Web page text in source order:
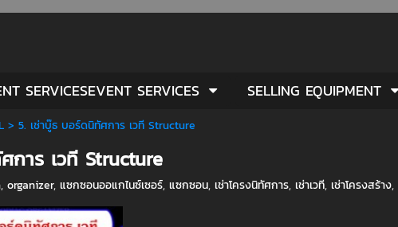
SERVICESEVENT SERVICES SELLING EQUIPMENT
> 5. เช่าบู๊ธ บอร์ดนิทัศการ เวที Structure
การ เวที Structure
,organizer,แซกซอนออแกไนซ์เซอร์,แซกซอน, เช่าโครงนิทัศการ, เช่าเวที, เช่าโครงสร้าง,